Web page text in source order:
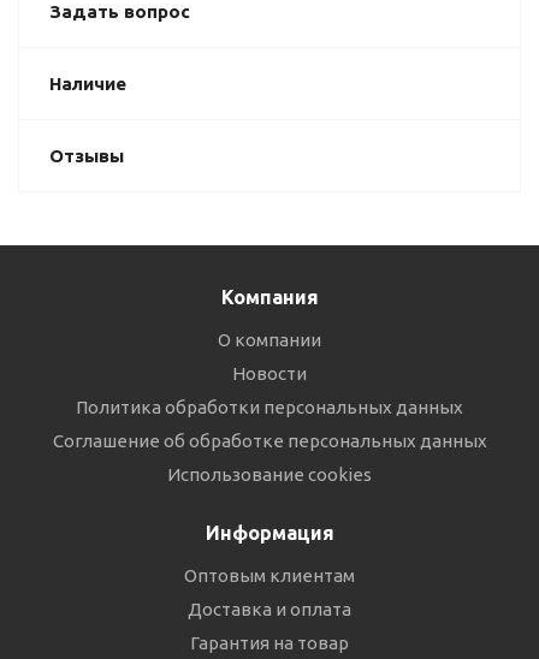
Задать вопрос
Наличие
Отзывы
Компания
О компании
Новости
Политика обработки персональных данных
Соглашение об обработке персональных данных
Использование cookies
Информация
Оптовым клиентам
Доставка и оплата
Гарантия на товар